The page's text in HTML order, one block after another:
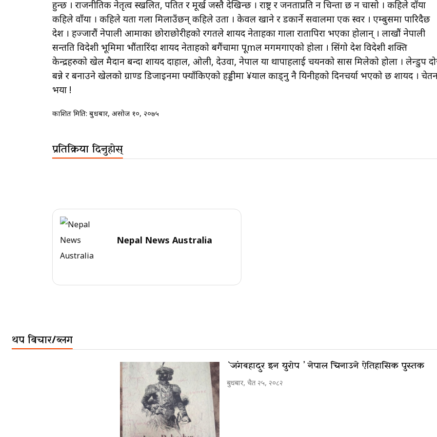
हुन्छ । राजनीतिक नेतृत्व स्खलित, पतित र मूर्ख जस्तै देखिन्छ । राष्ट्र र जनताप्रति न चिन्ता छ न चासो । कहिले दाँया
कहिले वाँया । कहिले यता गला मिलाउँछन् कहिले उता । केवल खाने र डकार्ने सवालमा एक स्वर । एम्बुसमा पारिदैछ
देश । हज्जारौं नेपाली आमाका छोराछोरीहरूको रगतले शायद नेताहरूका गाला रातापिरा भएका होलान् । लाखौं नेपाली
सन्तति विदेशी भूमिमा भौंतारिंदा शायद नेताहरूको बगैंचामा पूmल मगमगाएको होला । सिंगो देश विदेशी शक्ति
केन्द्रहरुको खेल मैदान बन्दा शायद दाहाल, ओली, देउवा, नेपाल या थापाहरूलाई चयनको सास मिलेको होला । लेन्डुप
बन्ने र बनाउने खेलको ग्राण्ड डिजाइनमा फ्याँकिएको हड्डीमा ¥याल काड्नु नै यिनीहरूको दिनचर्या भएको छ शायद ।
भया !
प्रकाशित मिति: बुधबार, असोज १०, २०७५
प्रतिक्रिया दिनुहोस्
Nepal News Australia
थप बिचार/ब्लग
`जंगबहादुर इन युरोप ’ नेपाल चिनाउने ऐतिहासिक पुस्तक
बुधबार, चैत २५, २०८२